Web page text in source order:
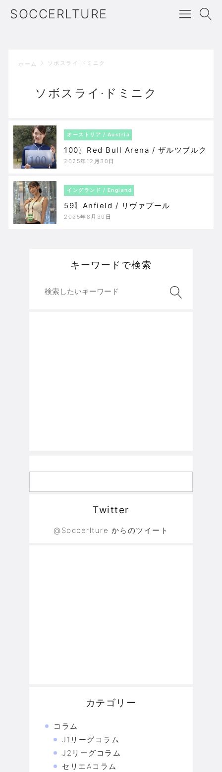
SOCCERLTURE
ホーム ソボスライ·ドミニク
ソボスライ·ドミニク
オーストリア / Austria
100〗Red Bull Arena / ザルツブルク
2025年12月30日
イングランド / England
59〗Anfield / リヴァプール
2025年8月30日
キーワードで検索
Twitter
@Soccerlture からのツイート
カテゴリー
コラム
J1リーグコラム
J2リーグコラム
セリエAコラム